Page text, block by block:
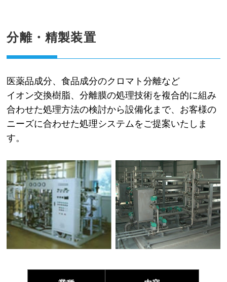
分離・精製装置
医薬品成分、食品成分のクロマト分離など
イオン交換樹脂、分離膜の処理技術を複合的に組み
合わせた処理方法の検討から設備化まで、お客様の
ニーズに合わせた処理システムをご提案いたしま
す。